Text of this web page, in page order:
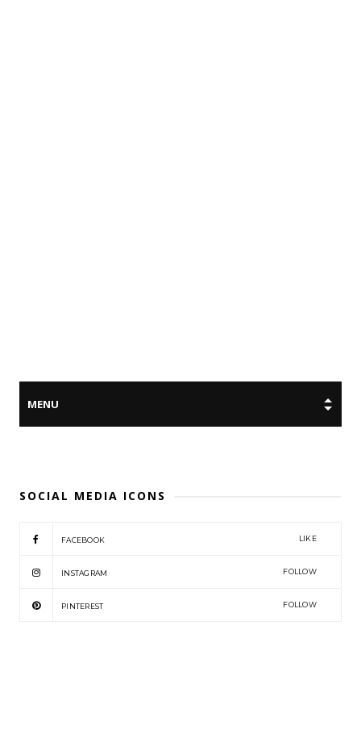
SOCIAL MEDIA ICONS
FACEBOOK LIKE
INSTAGRAM FOLLOW
PINTEREST FOLLOW